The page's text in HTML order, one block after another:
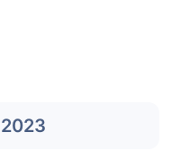
2023